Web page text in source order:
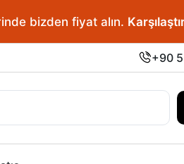
bizden fiyat alın.
+90